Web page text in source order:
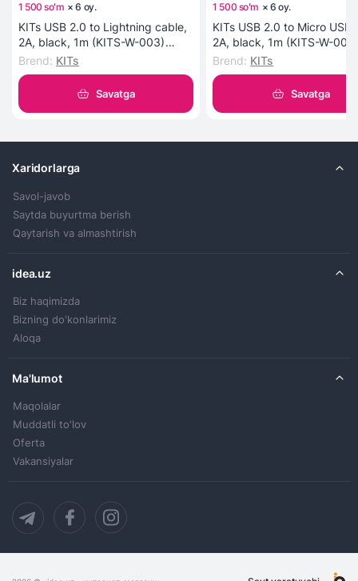
1 500 soʻm ×6 oy.
KITs USB 2.0 to Lightning cable,
2A, black, 1m (KITS-W-003)
kabeli
Brend: KITs
Savatga
1 500 soʻm × 6 oy.
KITs USB 2.0 to Micro USB
2A, black, 1m (KITS-W-
kabeli
Brend: KITs
Savatga
Xaridorlarga
Savol-javob
Saytda buyurtma berish
Qaytarish va almashtirish
idea.uz
Biz haqimizda
Bizning do'konlarimiz
Aloqa
Ma'lumot
Maqolalar
Muddatli to'lov
Oferta
Vakansiyalar